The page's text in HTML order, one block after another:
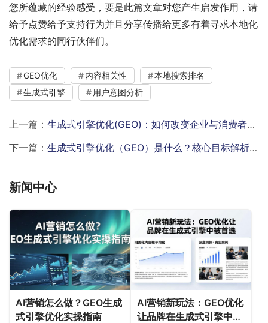
您所蕴藏的经验感受，要是此篇文章对您产生启发作用，请
给予点赞给予支持行为并且分享传播给更多有着寻求本地化
优化需求的同行伙伴们。
GEO优化 内容相关性
本地搜索排名
生成式引擎
用户意图分析
上一篇： 生成式引擎优化(GEO)：如何改变企业与消费者互动方式？
下一篇： 生成式引擎优化（GEO）是什么？核心目标解析：提升本地搜索排名的系统性策略
新闻中心
AI营销怎么做？GEO生成
式引擎优化实操指南
AI营销新玩法：GEO优化
让品牌在生成式引擎中被